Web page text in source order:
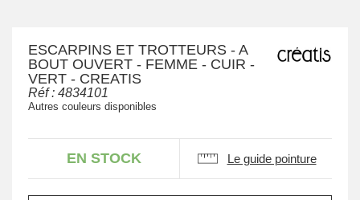
ESCARPINS ET TROTTEURS - A
BOUT OUVERT - FEMME - CUIR -
VERT - CREATIS
Réf : 4834101
Autres couleurs disponibles
EN STOCK Le guide pointure